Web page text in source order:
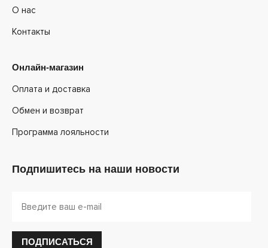
О нас
Контакты
Онлайн-магазин
Оплата и доставка
Обмен и возврат
Программа лояльности
Подпишитесь на наши новости
ПОДПИСАТЬСЯ